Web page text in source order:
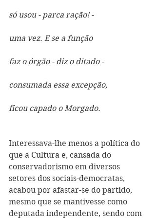
só usou - parca ração! -
uma vez. E se a função
faz o órgão - diz o ditado -
consumada essa excepção,
ficou capado o Morgado.
Interessava-lhe menos a política do
que a Cultura e, cansada do
conservadorismo em diversos
setores dos sociais-democratas,
acabou por afastar-se do partido,
mesmo que se mantivesse como
deputada independente, sendo com